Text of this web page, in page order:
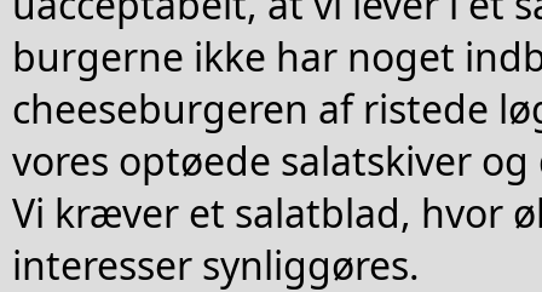
burgerne ikke har noget
cheeseburgeren af ristede
vores optøede salatskiver og
Vi kræver et salatblad, hvor
interesser synliggøres.